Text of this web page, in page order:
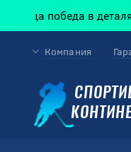
в деталях.
Компания